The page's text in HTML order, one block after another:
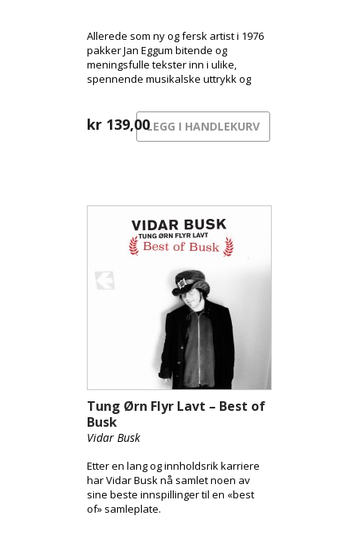
Allerede som ny og fersk artist i 1976
pakker Jan Eggum bitende og
meningsfulle tekster inn i ulike,
spennende musikalske uttrykk og
kr 139,00LEGG I HANDLEKURV
Tung Ørn Flyr Lavt – Best of
Busk
Vidar Busk
Etter en lang og innholdsrik karriere
har Vidar Busk nå samlet noen av
sine beste innspillinger til en «best
of» samleplate.